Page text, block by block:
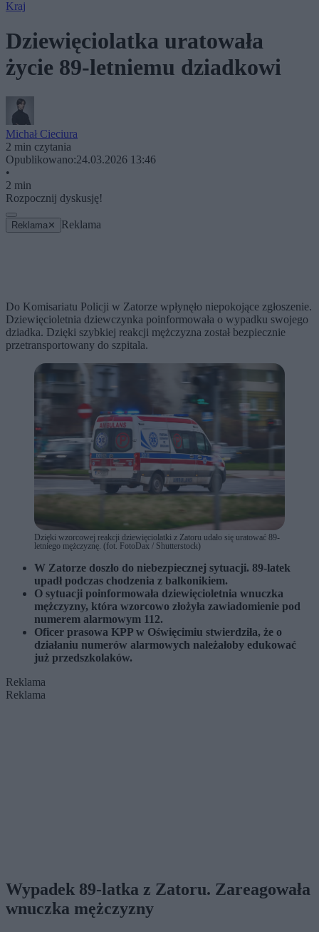
Kraj
Dziewięciolatka uratowała
życie 89-letniemu dziadkowi
Michał Cieciura
2 min czytania
Opublikowano:24.03.2026 13:46
•
2 min
Rozpocznij dyskusję!
Reklama ✕ Reklama
Do Komisariatu Policji w Zatorze wpłynęło niepokojące zgłoszenie.
Dziewięcioletnia dziewczynka poinformowała o wypadku swojego
dziadka. Dzięki szybkiej reakcji mężczyzna został bezpiecznie
przetransportowany do szpitala.
Dzięki wzorcowej reakcji dziewięciolatki z Zatoru udało się uratować 89-
letniego mężczyznę. (fot. FotoDax / Shutterstock)
W Zatorze doszło do niebezpiecznej sytuacji. 89-latek
upadł podczas chodzenia z balkonikiem.
O sytuacji poinformowała dziewięcioletnia wnuczka
mężczyzny, która wzorcowo złożyła zawiadomienie pod
numerem alarmowym 112.
Oficer prasowa KPP w Oświęcimiu stwierdziła, że o
działaniu numerów alarmowych należałoby edukować
już przedszkolaków.
Reklama
Reklama
Wypadek 89-latka z Zatoru. Zareagowała
wnuczka mężczyzny